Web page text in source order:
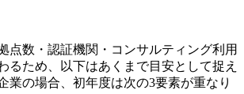
点数・認証機関・コンサルティング利用
るため、以下はあくまで目安として捉え
業の場合、初年度は次の3要素が重なり